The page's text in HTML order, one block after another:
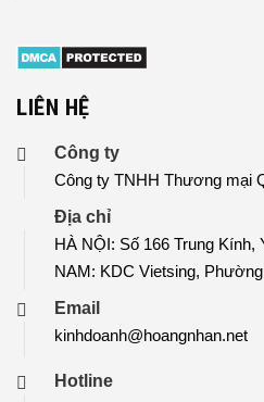
LIÊN HỆ
Công ty
Công ty TNHH Thương mại
Địa chỉ
HÀ NỘI: Số 166 Trung Kính,
NAM: KDC Vietsing,
Email
kinhdoanh@hoangnhan.net
Hotline